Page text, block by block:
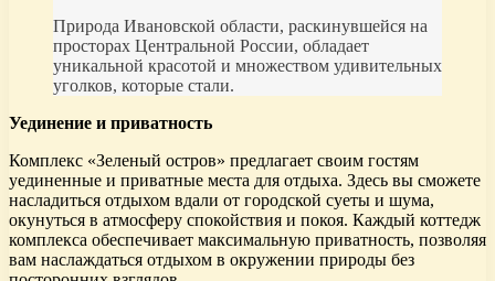
Природа Ивановской области, раскинувшейся на
просторах Центральной России, обладает
уникальной красотой и множеством удивительных
уголков, которые стали.
Уединение и приватность
Комплекс «Зеленый остров» предлагает своим гостям
уединенные и приватные места для отдыха. Здесь вы сможете
насладиться отдыхом вдали от городской суеты и шума,
окунуться в атмосферу спокойствия и покоя. Каждый коттедж
комплекса обеспечивает максимальную приватность, позволяя
вам наслаждаться отдыхом в окружении природы без